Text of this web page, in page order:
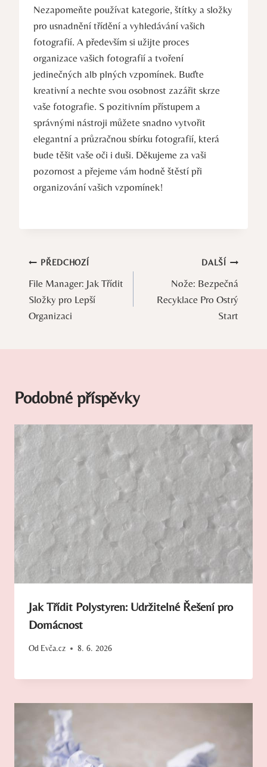
Nezapomeňte používat kategorie,​ štítky⁣ a složky
pro usnadnění třídění​ a vyhledávání vašich
‍fotografií. A především si užijte proces
organizace vašich fotografií a tvoření
jedinečných⁤ alb⁣ plných vzpomínek. Buďte
kreativní a ​nechte ⁢svou ⁤osobnost zazářit skrze
vaše fotografie. S pozitivním přístupem a
správnými nástroji ⁤můžete snadno vytvořit
elegantní a průzračnou sbírku ⁣fotografií, která
bude těšit​ vaše oči⁢ i ​duši. Děkujeme za ‍vaši
pozornost a přejeme vám hodně štěstí při
‍organizování vašich vzpomínek!
Navigace
pro
příspěvek
PŘEDCHOZÍ
File Manager: Jak Třídit
Složky pro Lepší
Organizaci
DALŠÍ
Nože: Bezpečná
Recyklace Pro Ostrý
Start
Podobné příspěvky
Jak Třídit Polystyren: Udržitelné Řešení pro
Domácnost
Od Evča.cz 8. 6. 2026